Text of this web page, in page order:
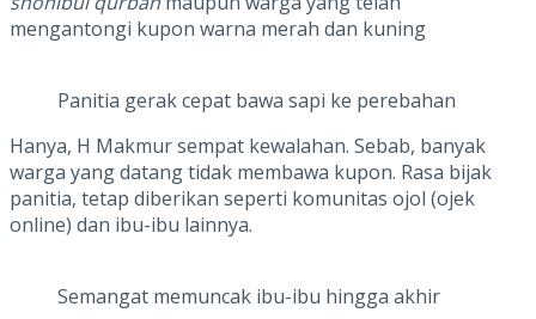
mengantongi kupon warna merah dan kuning
Panitia gerak cepat bawa sapi ke perebahan
Hanya, H Makmur sempat kewalahan. Sebab, banyak
warga yang datang tidak membawa kupon. Rasa bijak
panitia, tetap diberikan seperti komunitas ojol (ojek
online) dan ibu-ibu lainnya.
Semangat memuncak ibu-ibu hingga akhir